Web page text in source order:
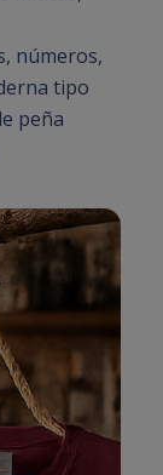
números,
tipo
peña